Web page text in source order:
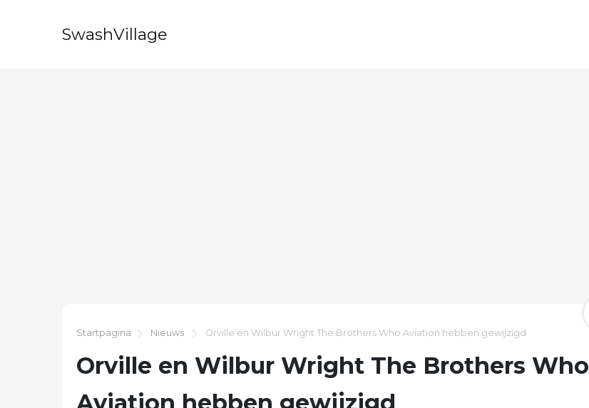
SwashVillage
Startpagina Nieuws Orville en Wilbur Wright The Brothers Who Aviation hebben gewijzigd
Orville en Wilbur Wright The Brothers Who